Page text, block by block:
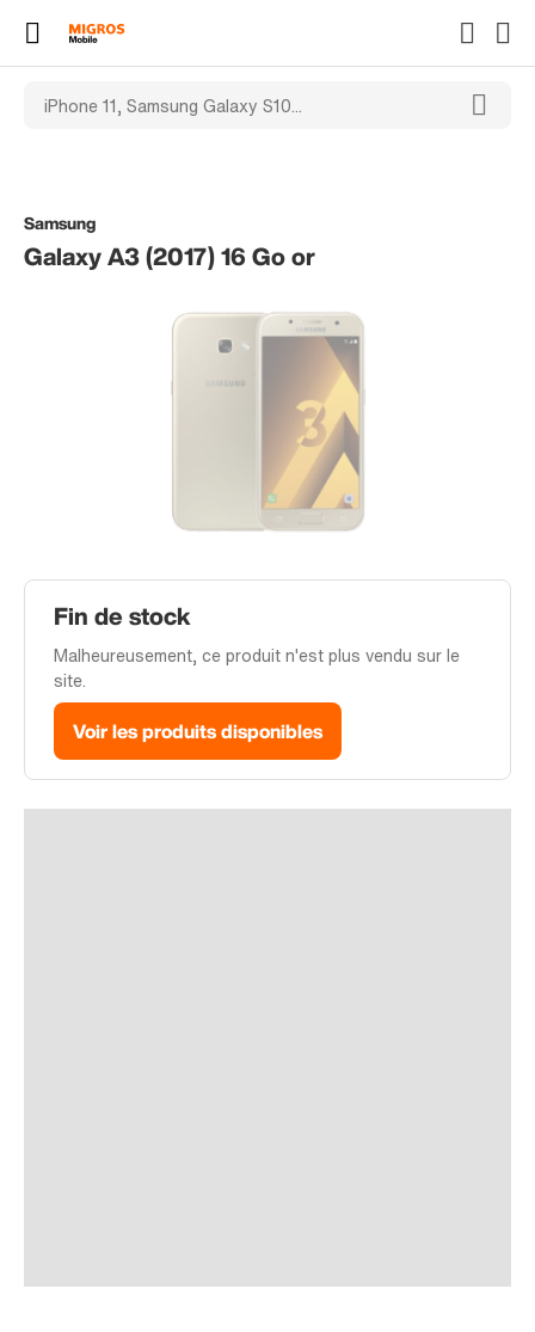
Samsung
Galaxy A3 (2017) 16 Go or
Fin de stock
Malheureusement, ce produit n'est plus vendu sur le
site.
Voir les produits disponibles